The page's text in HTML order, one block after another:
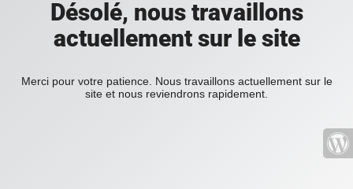
Désolé, nous travaillons
actuellement sur le site
Merci pour votre patience. Nous travaillons actuellement sur le
site et nous reviendrons rapidement.